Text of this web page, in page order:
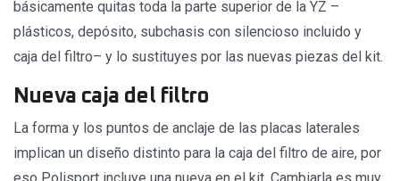
básicamente quitas toda la parte superior de la YZ –
plásticos, depósito, subchasis con silencioso incluido y
caja del filtro– y lo sustituyes por las nuevas piezas del kit.
Nueva caja del filtro
La forma y los puntos de anclaje de las placas laterales
implican un diseño distinto para la caja del filtro de aire, por